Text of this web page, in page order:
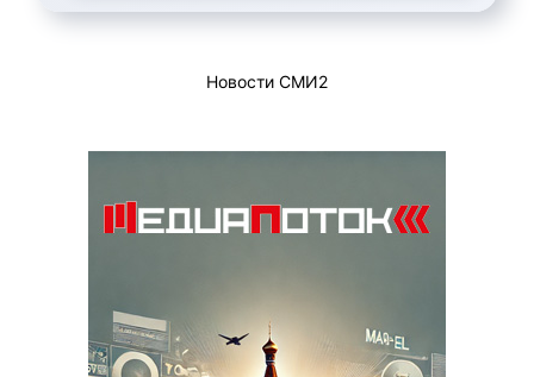
Новости СМИ2